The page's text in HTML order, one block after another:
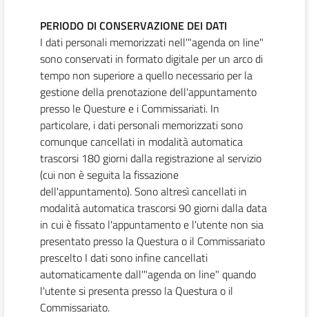
PERIODO DI CONSERVAZIONE DEI DATI
I dati personali memorizzati nell'"agenda on line"
sono conservati in formato digitale per un arco di
tempo non superiore a quello necessario per la
gestione della prenotazione dell'appuntamento
presso le Questure e i Commissariati. In
particolare, i dati personali memorizzati sono
comunque cancellati in modalità automatica
trascorsi 180 giorni dalla registrazione al servizio
(cui non è seguita la fissazione
dell'appuntamento). Sono altresì cancellati in
modalità automatica trascorsi 90 giorni dalla data
in cui è fissato l'appuntamento e l'utente non sia
presentato presso la Questura o il Commissariato
prescelto I dati sono infine cancellati
automaticamente dall'"agenda on line" quando
l'utente si presenta presso la Questura o il
Commissariato.